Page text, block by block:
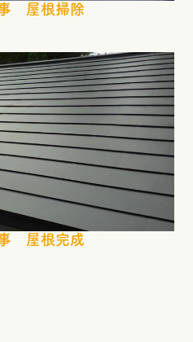
屋根掃除
屋根完成